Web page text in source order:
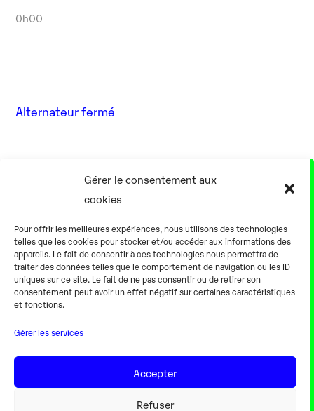
Gérer le consentement aux
cookies
Pour offrir les meilleures expériences, nous utilisons des technologies
telles que les cookies pour stocker et/ou accéder aux informations des
appareils. Le fait de consentir à ces technologies nous permettra de
traiter des données telles que le comportement de navigation ou les ID
uniques sur ce site. Le fait de ne pas consentir ou de retirer son
consentement peut avoir un effet négatif sur certaines caractéristiques
et fonctions.
Gérer les services
Accepter
Refuser
0h00
Alternateur fermé
Alternateur fermé
18 Août